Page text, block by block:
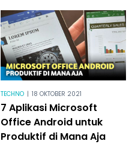
TECHNO | 18 OKTOBER 2021
7 Aplikasi Microsoft
Office Android untuk
Produktif di Mana Aja